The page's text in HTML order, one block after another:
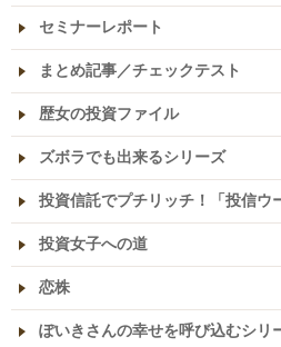
セミナーレポート
まとめ記事／チェックテスト
歴女の投資ファイル
ズボラでも出来るシリーズ
投資信託でプチリッチ！「投信ウ
投資女子への道
恋株
ぽいきさんの幸せを呼び込むシリ